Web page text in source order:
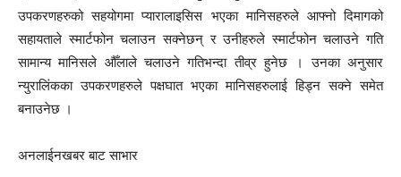
उपकरणहरुको सहयोगमा प्यारालाइसिस भएका मानिसहरुले आफ्नो दिमागको
सहायताले स्मार्टफोन चलाउन सक्नेछन् र उनीहरुले स्मार्टफोन चलाउने गति
सामान्य मानिसले औँलाले चलाउने गतिभन्दा तीव्र हुनेछ । उनका अनुसार
न्युरालिंकका उपकरणहरुले पक्षघात भएका मानिसहरुलाई हिड्न सक्ने समेत
बनाउनेछ ।
अनलाईनखबर बाट साभार